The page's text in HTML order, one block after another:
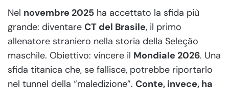
Nel novembre 2025 ha accettato la sfida più
grande: diventare CT del Brasile, il primo
allenatore straniero nella storia della Seleção
maschile. Obiettivo: vincere il Mondiale 2026. Una
sfida titanica che, se fallisce, potrebbe riportarlo
nel tunnel della “maledizione”. Conte, invece, ha